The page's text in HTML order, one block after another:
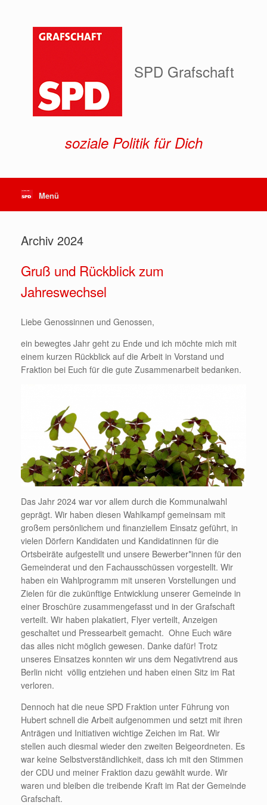
SPD Grafschaft
soziale Politik für Dich
Menü
Archiv 2024
Gruß und Rückblick zum
Jahreswechsel
Liebe Genossinnen und Genossen,
ein bewegtes Jahr geht zu Ende und ich möchte mich mit
einem kurzen Rückblick auf die Arbeit in Vorstand und
Fraktion bei Euch für die gute Zusammenarbeit bedanken.
Das Jahr 2024 war vor allem durch die Kommunalwahl
geprägt. Wir haben diesen Wahlkampf gemeinsam mit
großem persönlichem und finanziellem Einsatz geführt, in
vielen Dörfern Kandidaten und Kandidatinnen für die
Ortsbeiräte aufgestellt und unsere Bewerber*innen für den
Gemeinderat und den Fachausschüssen vorgestellt. Wir
haben ein Wahlprogramm mit unseren Vorstellungen und
Zielen für die zukünftige Entwicklung unserer Gemeinde in
einer Broschüre zusammengefasst und in der Grafschaft
verteilt. Wir haben plakatiert, Flyer verteilt, Anzeigen
geschaltet und Pressearbeit gemacht. Ohne Euch wäre
das alles nicht möglich gewesen. Danke dafür! Trotz
unseres Einsatzes konnten wir uns dem Negativtrend aus
Berlin nicht völlig entziehen und haben einen Sitz im Rat
verloren.
Dennoch hat die neue SPD Fraktion unter Führung von
Hubert schnell die Arbeit aufgenommen und setzt mit ihren
Anträgen und Initiativen wichtige Zeichen im Rat. Wir
stellen auch diesmal wieder den zweiten Beigeordneten. Es
war keine Selbstverständlichkeit, dass ich mit den Stimmen
der CDU und meiner Fraktion dazu gewählt wurde. Wir
waren und bleiben die treibende Kraft im Rat der Gemeinde
Grafschaft.